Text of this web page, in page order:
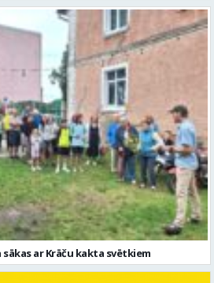
sākas ar Krāču kakta svētkiem